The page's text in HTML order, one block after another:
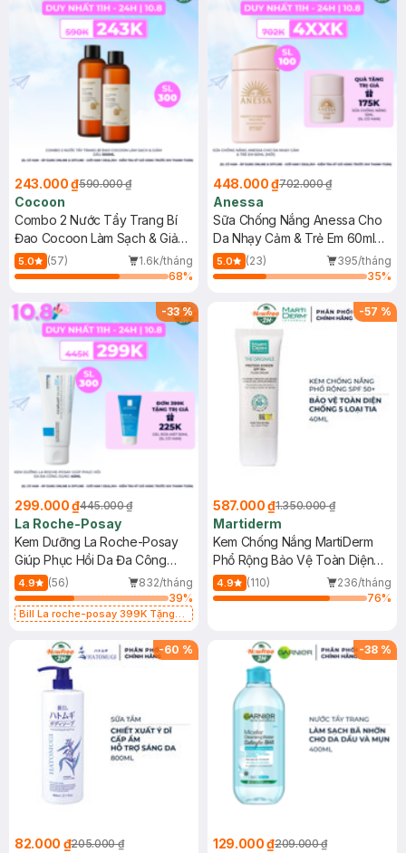
243.000 ₫590.000 ₫
Cocoon
Combo 2 Nước Tẩy Trang Bí
Đao Cocoon Làm Sạch & Giảm
Dầu 500ml
5.0 (57)
1.6k/tháng
68%
448.000 ₫702.000 ₫
Anessa
Sữa Chống Nắng Anessa Cho
Da Nhạy Cảm & Trẻ Em 60ml
(Mới)
5.0 (23)
395/tháng
35%
-33%
299.000 ₫445.000 ₫
La Roche-Posay
Kem Dưỡng La Roche-Posay
Giúp Phục Hồi Da Đa Công
Dụng 40ml
4.9 (56)
832/tháng
39%
Bill La roche-posay 399K Tặng
(SL có hạn)
-57 %
587.000 ₫1.350.000 ₫
Martiderm
Kem Chống Nắng MartiDerm
Phổ Rộng Bảo Vệ Toàn Diện
40ml
4.9 (110)
236/tháng
76%
-60 %
82.000 ₫205.000 ₫
-38 %
129.000 ₫209.000 ₫